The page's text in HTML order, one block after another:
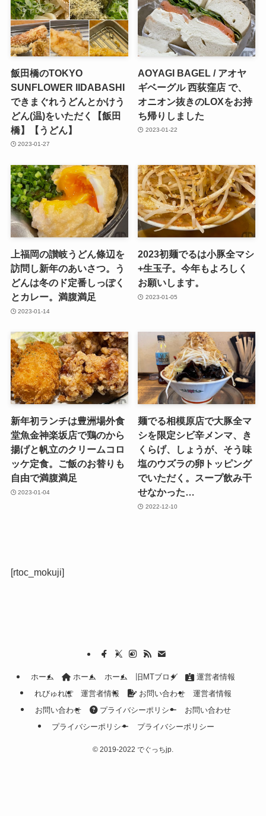
飯田橋のTOKYO
SUNFLOWER IIDABASHI
できまぐれうどんとかけう
どん(温)をいただく【飯田
橋】【うどん】
2023-01-27
AOYAGI BAGEL / アオヤ
ギベーグル 西荻窪店 で、
オニオン抜きのLOXをお持
ち帰りしました
2023-01-22
上福岡の讃岐うどん條辺を
訪問し新年のあいさつ。う
どんは冬のド定番しっぽく
とカレー。満腹満足
2023-01-14
2023初麺でるは小豚全マシ
+生玉子。今年もよろしく
お願いします。
2023-01-05
新年初ランチは豊洲場外食
堂魚金神楽坂店で鶏のから
揚げと帆立のクリームコロ
ッケ定食。ご飯のお替りも
自由で満腹満足
2023-01-04
麺でる相模原店で大豚全マ
シを限定シビ辛メンマ、き
くらげ、しょうが、そう味
塩のウズラの卵トッピング
でいただく。スープ飲み干
せなかった…
2022-12-10
[rtoc_mokuji]
ホーム ホーム ホーム 旧MTブログ
運営者情報
れびゅれぽ
運営者情報 お問い合わせ
運営者情報
お問い合わせ
プライバシーポリシー
お問い合わせ
プライバシーポリシー
プライバシーポリシー
© 2019-2022 でぐっちjp.